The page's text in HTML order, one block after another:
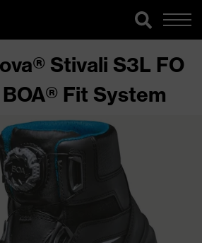
Stivali S3L FO
Fit System